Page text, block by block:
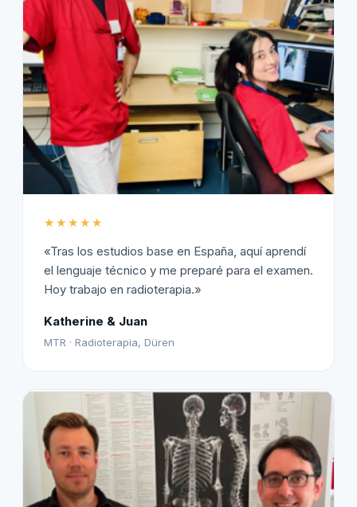
★★★★★
«Tras los estudios base en España, aquí aprendí
el lenguaje técnico y me preparé para el examen.
Hoy trabajo en radioterapia.»
Katherine & Juan
MTR · Radioterapia, Düren